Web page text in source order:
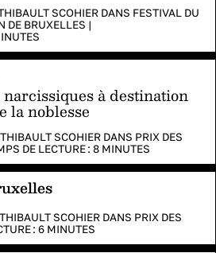
SCOHIER DANS FESTIVAL DU
DE BRUXELLES |
à destination
la noblesse
THIBAULT SCOHIER DANS PRIX DES
DE LECTURE : 8 MINUTES
THIBAULT SCOHIER DANS PRIX DES
: 6 MINUTES